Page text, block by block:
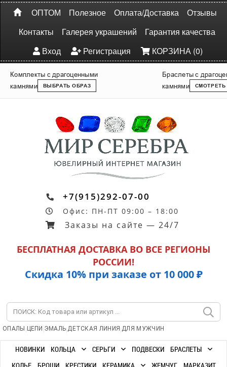
ОПТОМ Полезное Оплата/Доставка
Отзывы
Контакты
Галерея украшений
Гарантия качества
Вход
Регистрация КОРЗИНА (0)
Комплекты с драгоценными
камнями
ВЫБРАТЬ ОБРАЗ
Браслеты с
камнями
СМОТРЕТЬ
+7(915)292-07-00
Офис: ПН-ПТ 09:00 – 18:00
Заказы на сайте — 24/7
БЕСПЛАТНАЯ ДОСТАВКА ВО ВСЕ РЕГИОНЫ
РОССИИ!
Скидка 10% при заказе от 10 000 ₽
ОПАЛЫ | ЦЕПИ |ЭМАЛЬ|ДЕТСКАЯ ЛИНИЯ |ДЛЯ МУЖЧИН
НОВИНКИ КОЛЬЦА СЕРЬГИ ПОДВЕСКИ
БРАСЛЕТЫ